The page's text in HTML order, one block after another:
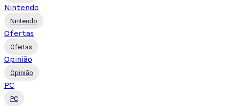
Nintendo
Nintendo
Ofertas
Ofertas
Opinião
Opinião
PC
PC